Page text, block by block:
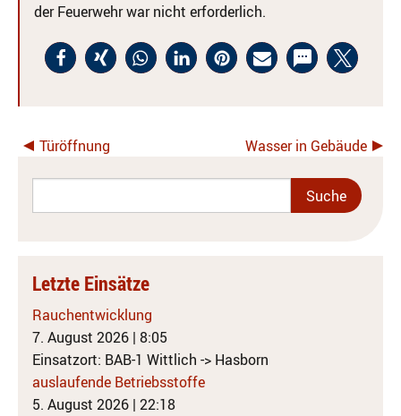
der Feuerwehr war nicht erforderlich.
Türöffnung Wasser in Gebäude
Letzte Einsätze
Rauchentwicklung
7. August 2026 | 8:05
Einsatzort: BAB-1 Wittlich -> Hasborn
auslaufende Betriebsstoffe
5. August 2026 | 22:18